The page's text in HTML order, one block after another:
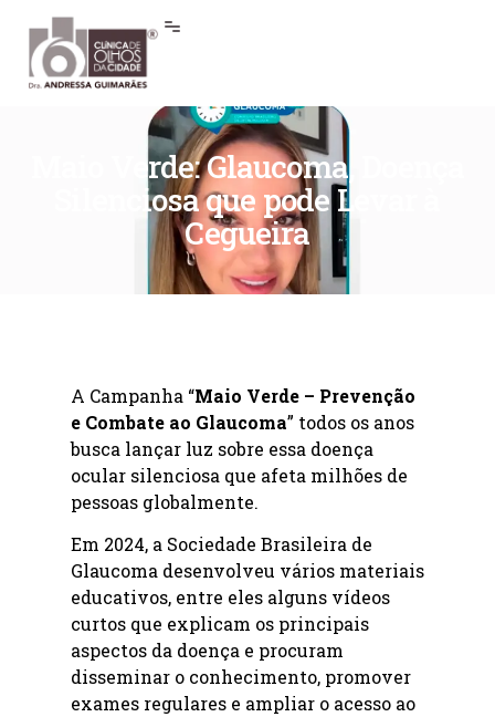
Maio Verde: Glaucoma, Doença
Silenciosa que pode Levar à
Cegueira
A Campanha “Maio Verde – Prevenção
e Combate ao Glaucoma” todos os anos
busca lançar luz sobre essa doença
ocular silenciosa que afeta milhões de
pessoas globalmente.
Em 2024, a Sociedade Brasileira de
Glaucoma desenvolveu vários materiais
educativos, entre eles alguns vídeos
curtos que explicam os principais
aspectos da doença e procuram
disseminar o conhecimento, promover
exames regulares e ampliar o acesso ao